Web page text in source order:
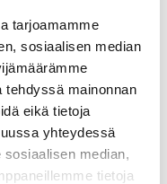
tarjoamamme
sosiaalisen median
tehdyssä mainonnan
eikä tietoja
yhteydessä
median,
tietoja
aikaan
vastuuta
esimiestyössä